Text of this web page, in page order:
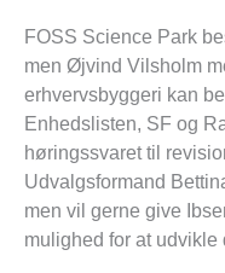
FOSS Science Park
men Øjvind Vilsholm
erhvervsbyggeri kan
Enhedslisten, SF og
høringssvaret til
Udvalgsformand
men vil gerne give
mulighed for at udvikle